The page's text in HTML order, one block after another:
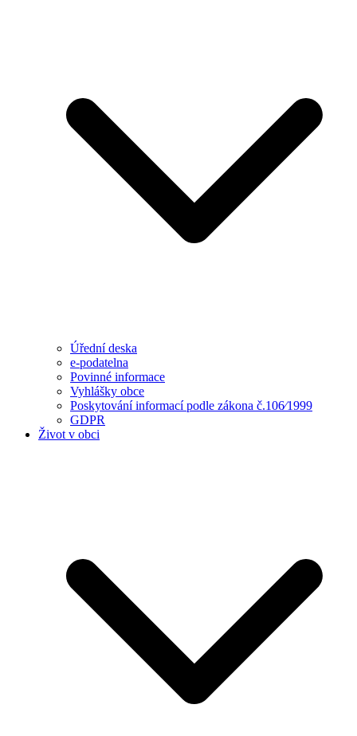
Úřední deska
e-podatelna
Povinné informace
Vyhlášky obce
Poskytování informací podle zákona č.106⁄1999
GDPR
Život v obci